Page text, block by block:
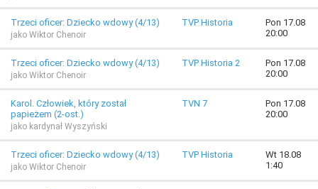
Trzeci oficer: Dziecko wdowy (4/13)
jako Wiktor Chenoir
TVP Historia
Pon 17.08
20:00
Trzeci oficer: Dziecko wdowy (4/13)
jako Wiktor Chenoir
TVP Historia 2
Pon 17.08
20:00
Karol. Człowiek, który został
papieżem (2-ost.)
jako kardynał Wyszyński
TVN 7
Pon 17.08
20:00
Trzeci oficer: Dziecko wdowy (4/13)
jako Wiktor Chenoir
TVP Historia
Wt 18.08
1:40